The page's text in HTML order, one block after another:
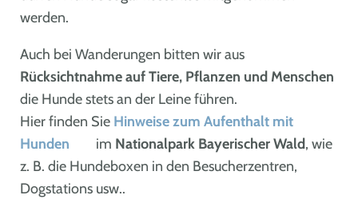
werden.
Auch bei Wanderungen bitten wir aus
Rücksichtnahme auf Tiere, Pflanzen und Menschen
die Hunde stets an der Leine führen.
Hier finden Sie Hinweise zum Aufenthalt mit
Hunden
im Nationalpark Bayerischer Wald, wie
z. B. die Hundeboxen in den Besucherzentren,
Dogstations usw..